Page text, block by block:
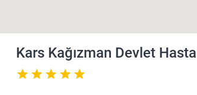
Kars Kağızman Devlet